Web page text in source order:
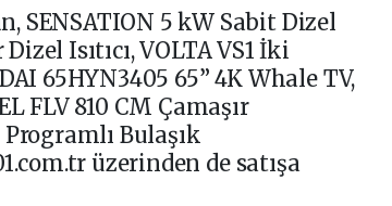
SENSATION 5 kW Sabit Dizel
Isıtıcı, VOLTA VS1 İki
65HYN3405 65” 4K Whale TV,
FLV 810 CM Çamaşır
Bulaşık
üzerinden de satışa